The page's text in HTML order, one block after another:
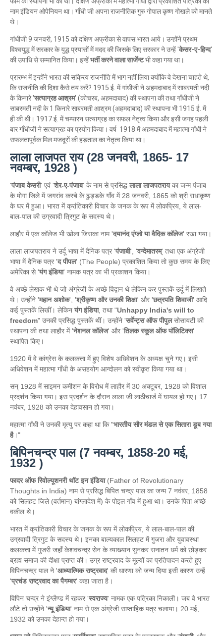
नाम इंडियन ओपेनियन था। गाँधी जी अपना राजनीतिक गुरु गोपाल कृष्ण गोखले को मानते
थे।
गांधीजी 9 जनवरी, 1915 को दक्षिण अफ्रीका से वापस भारत आये। उन्होंने प्रथम
विश्वयुद्ध में सरकार के युद्ध प्रयासों में मदद की जिसके लिए सरकार ने उन्हें 'केसर-ए-हिन्द'
की उपाधि से सम्मानित किया। इन्हेंभर्ती करने वाला सार्जेन्टभी कहा गया था।
प्रारम्भ में इन्होंने भारत की सक्रिय राजनीति में भाग नहीं लिया क्योंकि वे देखना चाहते थे,
कि राजनीति की दिशा कैसे तय करें? 1915 ई. में गांधीजी ने अहमदाबाद में साबरमती नदी
के किनारे 'सत्याग्रह आश्रम' (कोचरब, अहमदाबाद) की स्थापना की तथा गाँधीजी ने
साबरमती नदी के 1 किनारे साबरमती आश्रम (अहमदाबाद) की स्थापना भी 1915 ई. में
ही की थी। 1917 ई. में चम्पारन सत्याग्रह का सफल नेतृत्व किया और इसी जगह पहली
बार गाँधीजी ने सत्याग्रह का प्रयोग किया। वर्ष 1918 में अहमदाबाद में महात्मा गाँधी ने
सफलतापूर्वक मिल मजदूरों की हड़ताल का नेतृत्व किया था।
लाला लाजपत राय (28 जनवरी, 1865- 17
नवम्बर, 1928 )
'पंजाब केसरी' एवं 'शेर-ए-पंजाब' के नाम से प्रसिद्ध लाला लाजपतरायका जन्म पंजाब
के मोगा जिले में जगरांव कस्बे के ढुड्डके गाँव में 28 जनवरी, 1865 को श्री राधाकृष्ण
के घर में हुआ। भारत में क्रांतिकारी विचार के जनक के रूप में लोकप्रिय, ये लाल-
बाल-पाल की उग्रवादी त्रिगुट के सदस्य थे।
लाहौर में एक कॉलेज भी खोला जिसका नाम 'दयानंद एंग्लो या वैदिक कॉलेज' रखा गया।
लाला लाजपतराय ने उर्दू भाषा में दैनिक पत्र 'पंजाबी', 'वन्देमातरम्' तथा एक अंग्रेजी
भाषा में दैनिक पत्र 'द पीपल' (The People) प्रकाशित किया तो कुछ समय के लिए
अमेरिका से 'यंग इंडिया' नामक पत्र का भी प्रकाशन किया।
वे अच्छे लेखक भी थे जो अंग्रेजी के अच्छे विद्वान थे लेकिन कर पुस्तकें उर्दू में लिखते
थे। उन्होंने 'महान अशोक', 'श्रीकृष्ण और उनकी शिक्षा' और 'छत्रपति शिवाजी' आदि
कई पुस्तकें लिखीं। लेकिन यंग इंडिया, तथा "Unhappy India's will to
freedom" उनकी प्रसिद्ध पुस्तकें थीं। उन्होंने 'सर्वेन्ट्स ऑफ पीपुलसोसायटी की
स्थापना की तथा लाहौर में 'नेशनल कॉलेज' और 'तिलक स्कूल ऑफ पॉलिटिक्स'
स्थापित किए।
1920 में वे कांग्रेस के कलकत्ता में हुए विशेष अधिवेशन के अध्यक्ष चुने गए। इसी
अधिवेशन में महात्मा गाँधी के असहयोग आन्दोलन को स्वीकृत किया गया था।
सन् 1928 में साइमन कमीशन के विरोध में लाहौर में 30 अक्टूबर, 1928 को विशाल
प्रदर्शन किया गया। इस प्रदर्शन के दौरान लाला जी लाठीचार्ज में घायल हो गए। 17
नवंबर, 1928 को उनका देहावसान हो गया।
महात्मा गाँधी ने उनकी मृत्यु पर कहा था कि "भारतीय सौर मंडल से एक सितारा डूब गया
है।"
बिपिनचन्द्र पाल (7 नवम्बर, 1858-20 मई,
1932 )
फादर ऑफ रिवोल्यूशनरी थॉट इन इंडिया(Father of Revolutionary
Thoughts in India) नाम से प्रसिद्ध बिपित चन्द्र पाल का जन्म 7 नवंबर, 1858
को सिलहट जिले (वर्तमान) बांग्लादेश में) के पोइल गाँव में हुआ था। उनके पिता अच्छे
वकील थे।
भारत में क्रांतिकारी विचार के जनक के रूप में लोकप्रिय, ये लाल-बाल-पाल की
उग्रवादी त्रिगुट के सदस्य थे। इनका बाल्यकाल सिलहट में गुजरा और युवावस्था
कलकत्ता में गुजरी जहाँ केशवचन्द्र सेन के व्याख्यान सुनकर सनातन धर्म को छोड़कर
ब्रह्म समाज की दीक्षा प्राप्त की। उग्र राष्ट्रवाद के मूल्यों का प्रतिपादन करते हुए
विपिनचन्द्र पाल ने 'आध्यात्मिक राष्ट्रवाद' की धारणा को जन्म दिया इसी कारण उन्हें
'प्रचंड राष्ट्रवाद का पैगम्बर' कहा जाता है।
विपिन चन्द्र ने इंग्लैण्ड में रहकर 'स्वराज्य' नामक एक पत्रिका निकाली। जब वे भारत
लौटे तो उन्होंने 'न्यू इंडिया' नाम से एक अंग्रेजी साप्ताहिक पत्र चलाया। 20 मई,
1932 को उनका देहान्त हो गया।